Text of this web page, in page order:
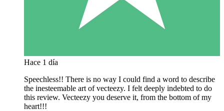
Hace 1 día
Speechless!! There is no way I could find a word to describe
the inesteemable art of vecteezy. I felt deeply indebted to do
this review. Vecteezy you deserve it, from the bottom of my
heart!!!